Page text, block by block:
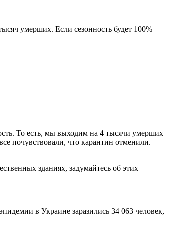
умерших. Если сезонность будет 100%
То есть, мы выходим на 4 тысячи умерших
почувствовали, что карантин отменили.
зданиях, задумайтесь об этих
в Украине заразились 34 063 человек,